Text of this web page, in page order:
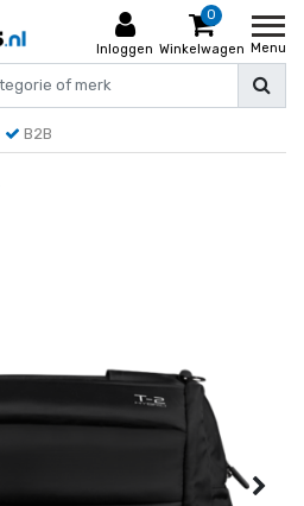
Inloggen
0
Winkelwagen Menu
B2B